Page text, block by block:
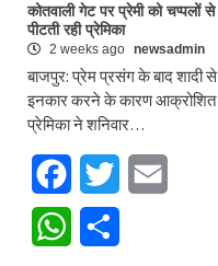
कोतवाली गेट पर प्रेमी को चप्पलों से
पीटती रही प्रेमिका
2 weeks ago newsadmin
बाजपुर: प्रेम प्रसंग के बाद शादी से
इनकार करने के कारण आक्रोशित
प्रेमिका ने शनिवार…
FacebookTwitter
WhatsApp